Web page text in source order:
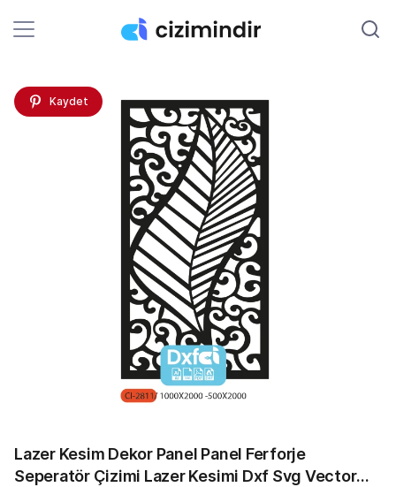
Kaydet
Lazer Kesim Dekor Panel Panel Ferforje
Seperatör Çizimi Lazer Kesimi Dxf Svg Vector